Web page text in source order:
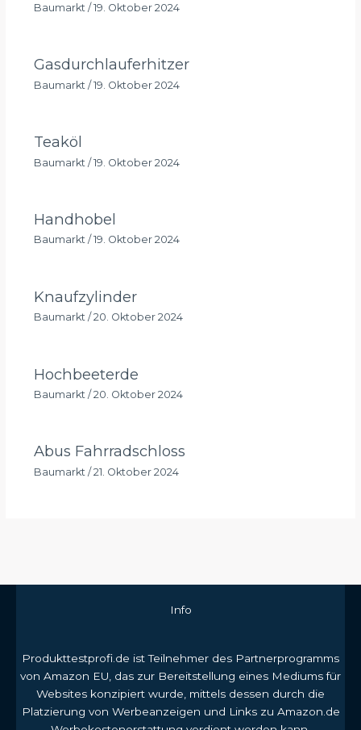
Baumarkt / 19. Oktober 2024
Gasdurchlauferhitzer
Baumarkt /19. Oktober 2024
Teaköl
Baumarkt /19. Oktober 2024
Handhobel
Baumarkt/ 19. Oktober 2024
Knaufzylinder
Baumarkt/ 20. Oktober 2024
Hochbeeterde
Baumarkt / 20. Oktober 2024
Abus Fahrradschloss
Baumarkt / 21. Oktober 2024
Info
Produkttestprofi.de ist Teilnehmer des Partnerprogramms
von Amazon EU, das zur Bereitstellung eines Mediums für
Websites konzipiert wurde, mittels dessen durch die
Platzierung von Werbeanzeigen und Links zu Amazon.de